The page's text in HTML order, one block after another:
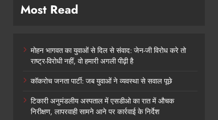
Most Read
मोहन भागवत का युवाओं से दिल से संवाद: जेन-जी विरोध करे तो
राष्ट्र-विरोधी नहीं, वो हमारी अगली पीढ़ी है
कॉकरोच जनता पार्टी: जब युवाओं ने व्यवस्था से सवाल पूछे
टिकारी अनुमंडलीय अस्पताल में एसडीओ का रात में औचक
निरीक्षण, लापरवाही सामने आने पर कार्रवाई के निर्देश